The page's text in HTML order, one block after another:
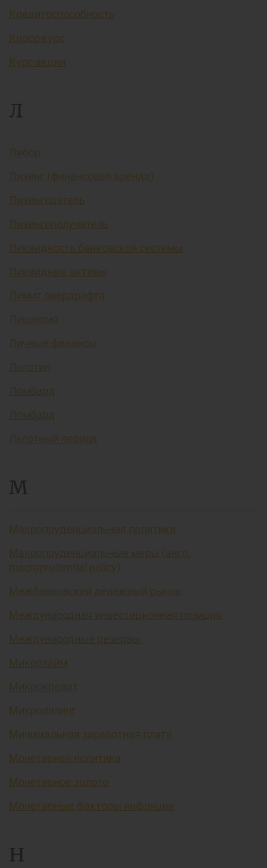
Кредитоспособность
Кросс-курс
Курс акции
Л
Либор
Лизинг (финансовая аренда)
Лизингодатель
Лизингополучатель
Ликвидность банковской системы
Ликвидные активы
Лимит овердрафта
Лицензия
Личные финансы
Логотип
Ломбард
Ломбард
Льготный период
М
Макропруденциальная политика
Макропруденциальные меры (англ.
macroprudential policy)
Межбанковский денежный рынок
Международная инвестиционная позиция
Международные резервы
Микрозайм
Микрокредит
Микролизинг
Минимальная заработная плата
Монетарная политика
Монетарное золото
Монетарные факторы инфляции
Н